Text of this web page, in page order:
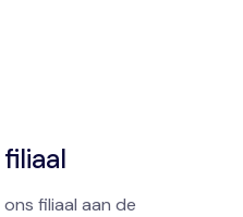
filiaal aan de